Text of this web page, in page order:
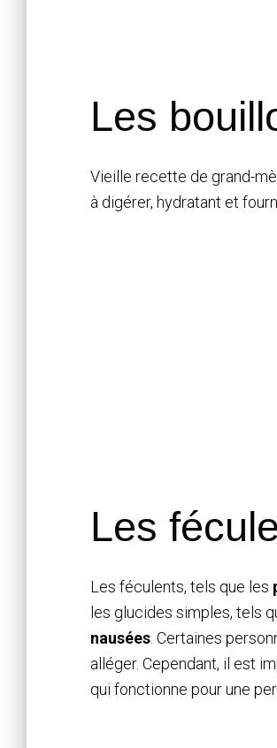
Les
Vieille recette de grand-
à digérer, hydratant et
Les
Les féculents, tels que les
les glucides simples, tels
nausées . Certaines
alléger. Cependant, il est
qui fonctionne pour une